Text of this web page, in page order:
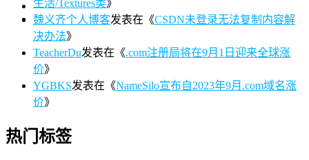
生活/Textures类》
魏义齐个人博客发表在《CSDN未登录无法复制内容解
决办法》
TeacherDu发表在《.com注册局将在9月1日迎来全球涨
价》
YGBKS发表在《NameSilo宣布自2023年9月.com域名涨
价》
热门标签